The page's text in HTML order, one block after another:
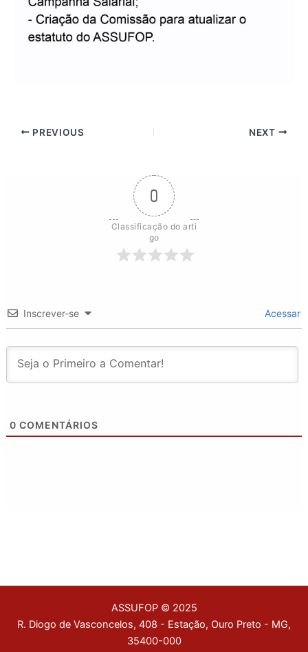
PREVIOUS NEXT
0
Classificação do arti
go
Inscrever-se Acessar
0 COMENTÁRIOS
ASSUFOP © 2025
R. Diogo de Vasconcelos, 408 - Estação, Ouro Preto - MG,
35400-000